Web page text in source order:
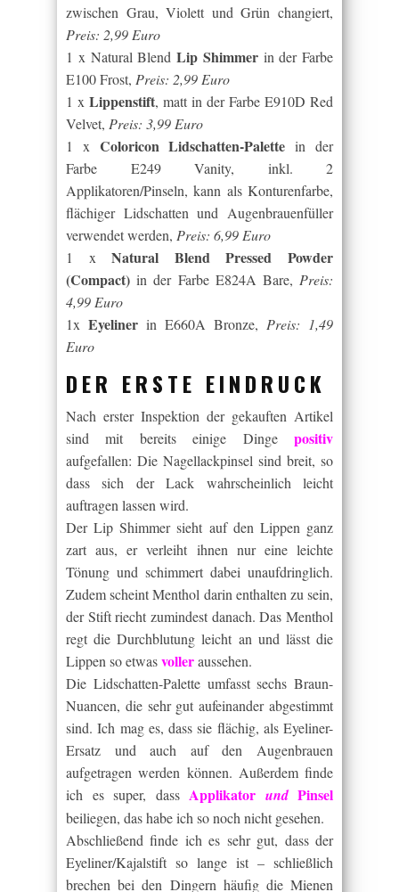
zwischen Grau, Violett und Grün changiert,
Preis: 2,99 Euro
1 x Natural Blend Lip Shimmerin der Farbe
E100 Frost, Preis: 2,99 Euro
1 x Lippenstift, matt in der Farbe E910D Red
Velvet, Preis: 3,99 Euro
1 x Coloricon Lidschatten-Palette in der
Farbe E249 Vanity, inkl. 2
Applikatoren/Pinseln, kann als Konturenfarbe,
flächiger Lidschatten und Augenbrauenfüller
verwendet werden, Preis: 6,99 Euro
1 xNatural Blend Pressed Powder
(Compact) in der Farbe E824A Bare, Preis:
4,99 Euro
1x Eyeliner in E660A Bronze, Preis: 1,49
Euro
DER ERSTE EINDRUCK
Nach erster Inspektion der gekauften Artikel
sind mit bereits einige Dinge positiv
aufgefallen: Die Nagellackpinsel sind breit, so
dass sich der Lack wahrscheinlich leicht
auftragen lassen wird.
Der Lip Shimmer sieht auf den Lippen ganz
zart aus, er verleiht ihnen nur eine leichte
Tönung und schimmert dabei unaufdringlich.
Zudem scheint Menthol darin enthalten zu sein,
der Stift riecht zumindest danach. Das Menthol
regt die Durchblutung leicht an und lässt die
Lippen so etwasvolleraussehen.
Die Lidschatten-Palette umfasst sechs Braun-
Nuancen, die sehr gut aufeinander abgestimmt
sind. Ich mag es, dass sie flächig, als Eyeliner-
Ersatz und auch auf den Augenbrauen
aufgetragen werden können. Außerdem finde
ich es super, dass Applikator undPinsel
beiliegen, das habe ich so noch nicht gesehen.
Abschließend finde ich es sehr gut, dass der
Eyeliner/Kajalstift so lange ist – schließlich
brechen bei den Dingern häufig die Mienen